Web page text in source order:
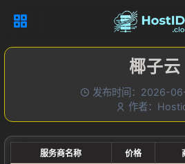
椰子云
发布时间：2026-
作者：
服务商名称 价格